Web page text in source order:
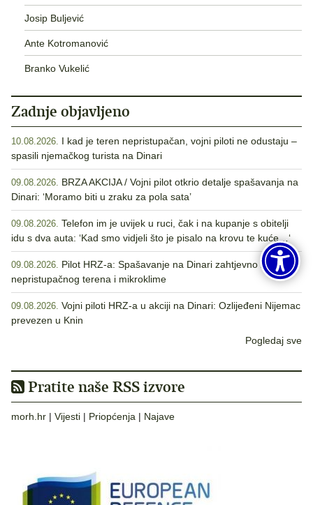
Josip Buljević
Ante Kotromanović
Branko Vukelić
Zadnje objavljeno
10.08.2026. I kad je teren nepristupačan, vojni piloti ne odustaju –
spasili njemačkog turista na Dinari
09.08.2026. BRZA AKCIJA / Vojni pilot otkrio detalje spašavanja na
Dinari: ‘Moramo biti u zraku za pola sata’
09.08.2026. Telefon im je uvijek u ruci, čak i na kupanje s obitelji
idu s dva auta: ‘Kad smo vidjeli što je pisalo na krovu te kuće…‘
09.08.2026. Pilot HRZ-a: Spašavanje na Dinari zahtjevno zbog
nepristupačnog terena i mikroklime
09.08.2026. Vojni piloti HRZ-a u akciji na Dinari: Ozlijeđeni Nijemac
prevezen u Knin
Pogledaj sve
Pratite naše RSS izvore
morh.hr | Vijesti | Priopćenja | Najave